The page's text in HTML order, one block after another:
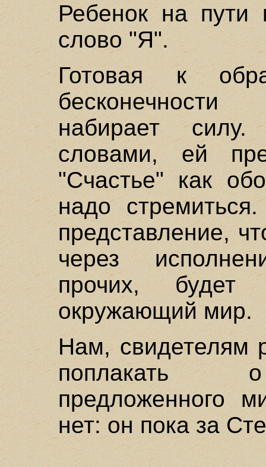
Ребенок на пути
слово "Я".
Готовая к
набирает
словами, ей
"Счастье" как
надо
представление,
через
прочих,
окружающий мир.
Нам, свидетелям
поплакать о
предложенного
нет: он пока за